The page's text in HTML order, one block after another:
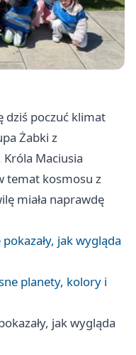
dziś poczuć klimat
Żabki z
Maciusia
temat kosmosu z
miała naprawdę
jak wygląda
planety, kolory i
jak wygląda